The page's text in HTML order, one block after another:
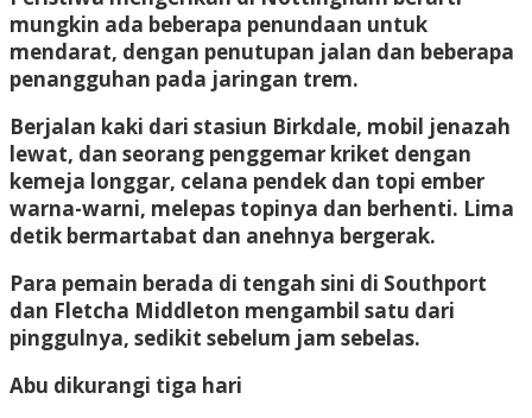
mungkin ada beberapa penundaan untuk
mendarat, dengan penutupan jalan dan beberapa
penangguhan pada jaringan trem.
Berjalan kaki dari stasiun Birkdale, mobil jenazah
lewat, dan seorang penggemar kriket dengan
kemeja longgar, celana pendek dan topi ember
warna-warni, melepas topinya dan berhenti. Lima
detik bermartabat dan anehnya bergerak.
Para pemain berada di tengah sini di Southport
dan Fletcha Middleton mengambil satu dari
pinggulnya, sedikit sebelum jam sebelas.
Abu dikurangi tiga hari